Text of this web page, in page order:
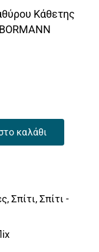
Κάθετης
καλάθι
, Σπίτι, Σπίτι -